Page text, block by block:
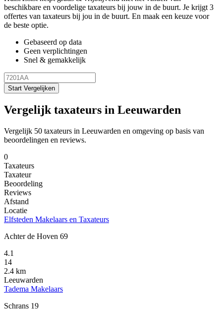
beschikbare en voordelige taxateurs bij jouw in de buurt. Je krijgt 3
offertes van taxateurs bij jou in de buurt. En maak een keuze voor
de beste optie.
Gebaseerd op data
Geen verplichtingen
Snel & gemakkelijk
Start Vergelijken
Vergelijk taxateurs in Leeuwarden
Vergelijk 50 taxateurs in Leeuwarden en omgeving op basis van
beoordelingen en reviews.
0
Taxateurs
Taxateur
Beoordeling
Reviews
Afstand
Locatie
Elfsteden Makelaars en Taxateurs
Achter de Hoven 69
4.1
14
2.4 km
Leeuwarden
Tadema Makelaars
Schrans 19